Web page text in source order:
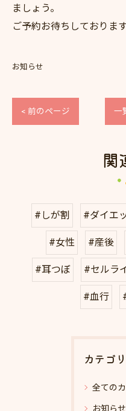
ましょう。
ご予約お待ちしております
お知らせ
< 前のページ 一
関
#しが割 #ダイエ
#女性 #産後
#耳つぼ #セルラ
#血行
カテゴ
全ての
お知らせ